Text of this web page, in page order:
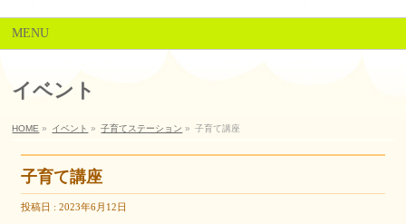
MENU
イベント
HOME » イベント » 子育てステーション » 子育て講座
子育て講座
投稿日 : 2023年6月12日